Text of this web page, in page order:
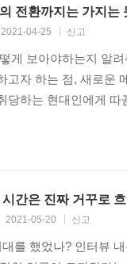
전환까지는 가지는
2021-04-25 신고
게 보아야하는지 알
고자 하는 점, 새로운
당하는 현대인에게
간은 진짜 거꾸로
2021-05-20 신고
를 했었나? 인터뷰